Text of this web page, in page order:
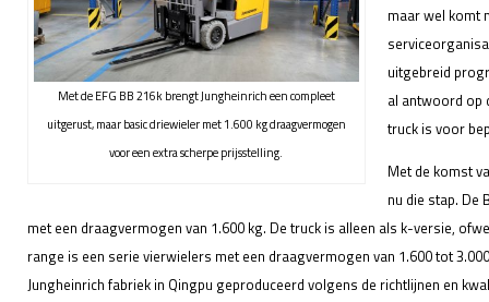
Met de EFG BB 216k brengt Jungheinrich een compleet
uitgerust, maar basic driewieler met 1.600 kg draagvermogen
voor een extra scherpe prijsstelling.
maar wel komt
uitgebreid
al antwoord op
truck is voor
Met de komst
nu die stap. De
met een draagvermogen van 1.600 kg. De truck is alleen als k-versie,
range is een serie vierwielers met een draagvermogen van 1.600 tot
Jungheinrich fabriek in Qingpu geproduceerd volgens de richtlijnen en